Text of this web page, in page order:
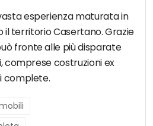
esperienza maturata in
il territorio Casertano. Grazie
fronte alle più disparate
comprese costruzioni ex
complete.